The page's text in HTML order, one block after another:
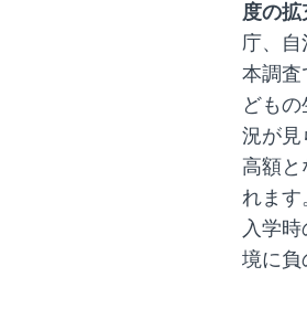
度の
庁、自
本調査
ども
況が見
高額
れます
入学
境に負